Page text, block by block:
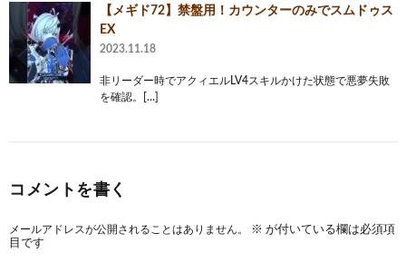
【メギド72】禁盤用！カウンターのみでスムドゥス
EX
2023.11.18
非リーダー時でアクィエルLV4スキルかけた状態で悪夢失敗
を確認。[…]
コメントを書く
メールアドレスが公開されることはありません。 ※ が付いている欄は必須項
目です